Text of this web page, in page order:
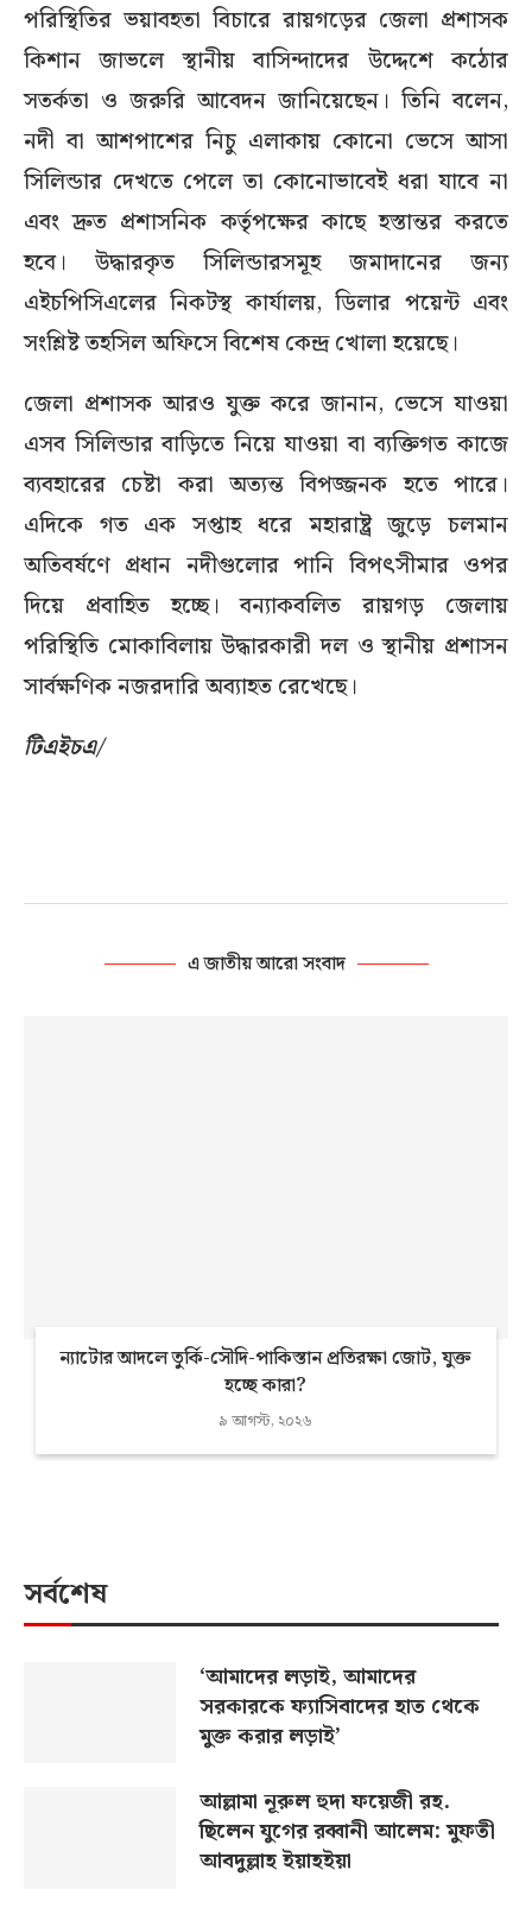
পরিস্থিতির ভয়াবহতা বিচারে রায়গড়ের জেলা প্রশাসক
কিশান জাভলে স্থানীয় বাসিন্দাদের উদ্দেশে কঠোর
সতর্কতা ও জরুরি আবেদন জানিয়েছেন। তিনি বলেন,
নদী বা আশপাশের নিচু এলাকায় কোনো ভেসে আসা
সিলিন্ডার দেখতে পেলে তা কোনোভাবেই ধরা যাবে না
এবং দ্রুত প্রশাসনিক কর্তৃপক্ষের কাছে হস্তান্তর করতে
হবে। উদ্ধারকৃত সিলিন্ডারসমূহ জমাদানের জন্য
এইচপিসিএলের নিকটস্থ কার্যালয়, ডিলার পয়েন্ট এবং
সংশ্লিষ্ট তহসিল অফিসে বিশেষ কেন্দ্র খোলা হয়েছে।
জেলা প্রশাসক আরও যুক্ত করে জানান, ভেসে যাওয়া
এসব সিলিন্ডার বাড়িতে নিয়ে যাওয়া বা ব্যক্তিগত কাজে
ব্যবহারের চেষ্টা করা অত্যন্ত বিপজ্জনক হতে পারে।
এদিকে গত এক সপ্তাহ ধরে মহারাষ্ট্র জুড়ে চলমান
অতিবর্ষণে প্রধান নদীগুলোর পানি বিপৎসীমার ওপর
দিয়ে প্রবাহিত হচ্ছে। বন্যাকবলিত রায়গড় জেলায়
পরিস্থিতি মোকাবিলায় উদ্ধারকারী দল ও স্থানীয় প্রশাসন
সার্বক্ষণিক নজরদারি অব্যাহত রেখেছে।
টিএইচএ/
এ জাতীয় আরো সংবাদ
ন্যাটোর আদলে তুর্কি-সৌদি-পাকিস্তান প্রতিরক্ষা জোট, যুক্ত
হচ্ছে কারা?
৯ আগস্ট, ২০২৬
সর্বশেষ
‘আমাদের লড়াই, আমাদের
সরকারকে ফ্যাসিবাদের হাত থেকে
মুক্ত করার লড়াই’
আল্লামা নূরুল হুদা ফয়েজী রহ.
ছিলেন যুগের রব্বানী আলেম: মুফতী
আবদুল্লাহ ইয়াহইয়া